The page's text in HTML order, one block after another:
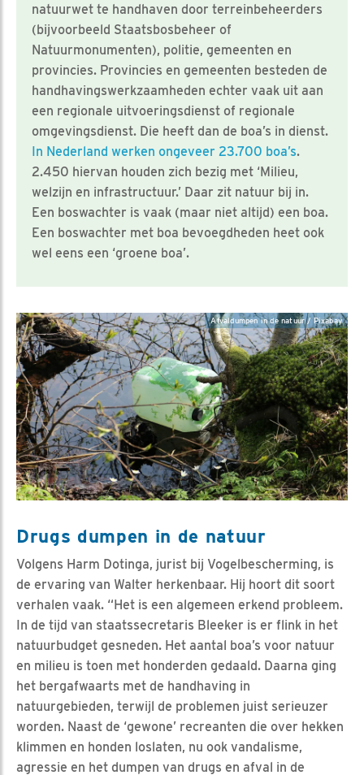
natuurwet te handhaven door terreinbeheerders
(bijvoorbeeld Staatsbosbeheer of
Natuurmonumenten), politie, gemeenten en
provincies. Provincies en gemeenten besteden de
handhavingswerkzaamheden echter vaak uit aan
een regionale uitvoeringsdienst of regionale
omgevingsdienst. Die heeft dan de boa’s in dienst.
In Nederland werken ongeveer 23.700 boa’s.
2.450 hiervan houden zich bezig met ‘Milieu,
welzijn en infrastructuur.’ Daar zit natuur bij in.
Een boswachter is vaak (maar niet altijd) een boa.
Een boswachter met boa bevoegdheden heet ook
wel eens een ‘groene boa’.
Afvaldumpen in de natuur / Pixabay
Drugs dumpen in de natuur
Volgens Harm Dotinga, jurist bij Vogelbescherming, is
de ervaring van Walter herkenbaar. Hij hoort dit soort
verhalen vaak. “Het is een algemeen erkend probleem.
In de tijd van staatssecretaris Bleeker is er flink in het
natuurbudget gesneden. Het aantal boa’s voor natuur
en milieu is toen met honderden gedaald. Daarna ging
het bergafwaarts met de handhaving in
natuurgebieden, terwijl de problemen juist serieuzer
worden. Naast de ‘gewone’ recreanten die over hekken
klimmen en honden loslaten, nu ook vandalisme,
agressie en het dumpen van drugs en afval in de